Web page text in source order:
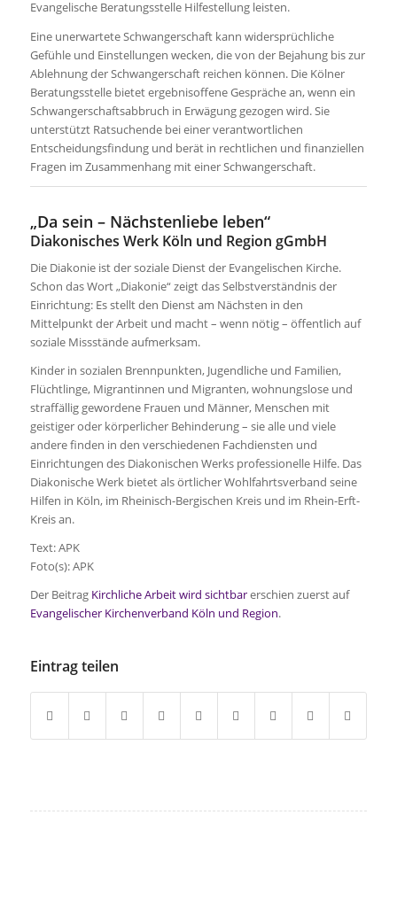
Evangelische Beratungsstelle Hilfestellung leisten.
Eine unerwartete Schwangerschaft kann widersprüchliche
Gefühle und Einstellungen wecken, die von der Bejahung bis zur
Ablehnung der Schwangerschaft reichen können. Die Kölner
Beratungsstelle bietet ergebnisoffene Gespräche an, wenn ein
Schwangerschaftsabbruch in Erwägung gezogen wird. Sie
unterstützt Ratsuchende bei einer verantwortlichen
Entscheidungsfindung und berät in rechtlichen und finanziellen
Fragen im Zusammenhang mit einer Schwangerschaft.
„Da sein – Nächstenliebe leben“
Diakonisches Werk Köln und Region gGmbH
Die Diakonie ist der soziale Dienst der Evangelischen Kirche.
Schon das Wort „Diakonie“ zeigt das Selbstverständnis der
Einrichtung: Es stellt den Dienst am Nächsten in den
Mittelpunkt der Arbeit und macht – wenn nötig – öffentlich auf
soziale Missstände aufmerksam.
Kinder in sozialen Brennpunkten, Jugendliche und Familien,
Flüchtlinge, Migrantinnen und Migranten, wohnungslose und
straffällig gewordene Frauen und Männer, Menschen mit
geistiger oder körperlicher Behinderung – sie alle und viele
andere finden in den verschiedenen Fachdiensten und
Einrichtungen des Diakonischen Werks professionelle Hilfe. Das
Diakonische Werk bietet als örtlicher Wohlfahrtsverband seine
Hilfen in Köln, im Rheinisch-Bergischen Kreis und im Rhein-Erft-
Kreis an.
Text: APK
Foto(s): APK
Der Beitrag Kirchliche Arbeit wird sichtbarerschien zuerst auf
Evangelischer Kirchenverband Köln und Region.
Eintrag teilen